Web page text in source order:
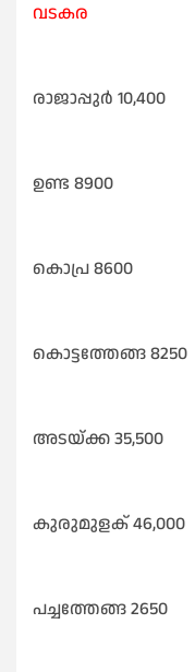
വടകര
രാജാപ്പുർ 10,400
ഉണ്ട 8900
കൊപ്ര 8600
കൊട്ടത്തേങ്ങ 8250
അടയ്ക്ക 35,500
കുരുമുളക് 46,000
പച്ചത്തേങ്ങ 2650